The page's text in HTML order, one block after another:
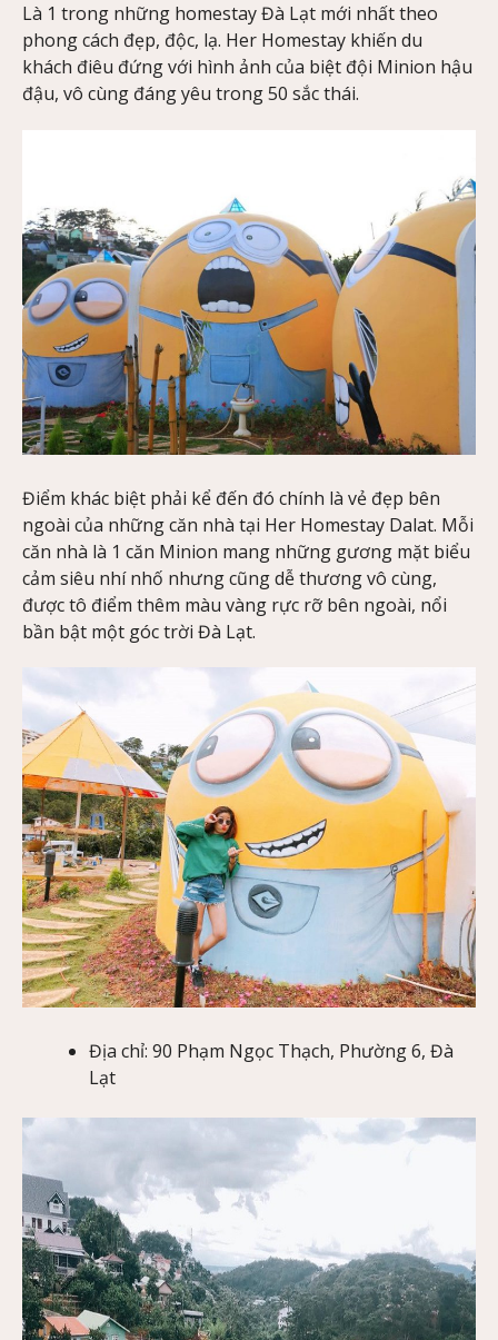
Là 1 trong những homestay Đà Lạt mới nhất theo
phong cách đẹp, độc, lạ. Her Homestay khiến du
khách điêu đứng với hình ảnh của biệt đội Minion hậu
đậu, vô cùng đáng yêu trong 50 sắc thái.
Điểm khác biệt phải kể đến đó chính là vẻ đẹp bên
ngoài của những căn nhà tại Her Homestay Dalat. Mỗi
căn nhà là 1 căn Minion mang những gương mặt biểu
cảm siêu nhí nhố nhưng cũng dễ thương vô cùng,
được tô điểm thêm màu vàng rực rỡ bên ngoài, nổi
bần bật một góc trời Đà Lạt.
Địa chỉ: 90 Phạm Ngọc Thạch, Phường 6, Đà
Lạt